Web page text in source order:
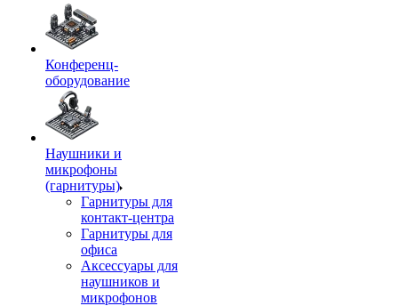
Конференц-
оборудование
Наушники и
микрофоны
(гарнитуры)
Гарнитуры для
контакт-центра
Гарнитуры для
офиса
Аксессуары для
наушников и
микрофонов